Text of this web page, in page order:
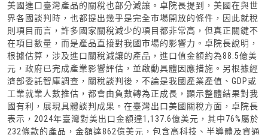
美國進口臺灣產品的關稅也部分減讓。卓院長提到，美國在與世
界各國談判時，也都提出幾乎是完全市場開放的條件，因此就稅
則項目而言，許多國家關稅減少的項目都非常高，但真正關鍵不
在項目數量，而是產品直接對我國市場的影響力。卓院長說明，
根據估算，涉及進口關稅減讓的產品，進口值金額約為88.5億美
元，政府已完成產業影響評估，並啟動具體因應措施。另根據經
濟部委託智庫調查，關稅談判後，不論是我國產業產值、GDP或
工業就業人數推估，都會由負數轉為正成長，顯示整體結果對我
國有利，展現具體談判成果。在臺灣出口美國關稅方面，卓院長
表示，2024年臺灣對美出口金額達1,137.6億美元，其中76%屬於
232條款的產品，金額達862億美元，包含高科技、半導體及資通